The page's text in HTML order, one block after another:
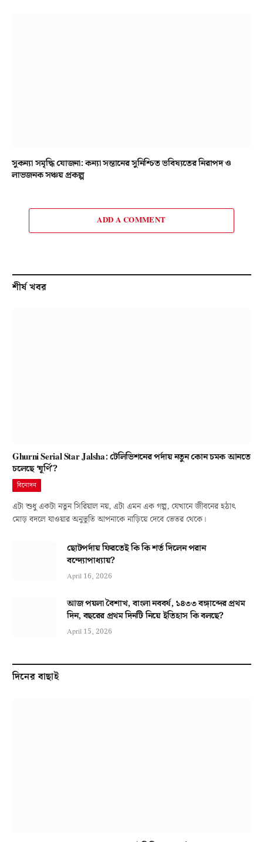
সুকন্যা সমৃদ্ধি যোজনা: কন্যা সন্তানের সুনিশ্চিত ভবিষ্যতের নিরাপদ ও
লাভজনক সঞ্চয় প্রকল্প
ADD A COMMENT
শীর্ষ খবর
Ghurni Serial Star Jalsha: টেলিভিশনের পর্দায় নতুন কোন চমক আনতে
চলেছে ‘ঘূর্ণি’?
বিনোদন
এটা শুধু একটা নতুন সিরিয়াল নয়, এটা এমন এক গল্প, যেখানে জীবনের হঠাৎ
মোড় বদলে যাওয়ার অনুভূতি আপনাকে নাড়িয়ে দেবে ভেতর থেকে।
ছোটপর্দায় ফিরতেই কি কি শর্ত দিলেন পরান
বন্দ্যোপাধ্যায়?
April 16, 2026
আজ পয়লা বৈশাখ, বাংলা নববর্ষ, ১৪৩৩ বঙ্গাব্দের প্রথম
দিন, বছরের প্রথম দিনটি নিয়ে ইতিহাস কি বলছে?
April 15, 2026
দিনের বাছাই